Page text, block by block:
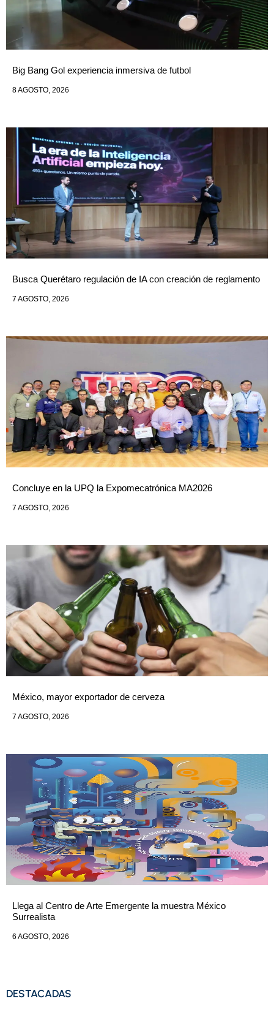
Big Bang Gol experiencia inmersiva de futbol
8 AGOSTO, 2026
Busca Querétaro regulación de IA con creación de reglamento
7 AGOSTO, 2026
Concluye en la UPQ la Expomecatrónica MA2026
7 AGOSTO, 2026
México, mayor exportador de cerveza
7 AGOSTO, 2026
Llega al Centro de Arte Emergente la muestra México
Surrealista
6 AGOSTO, 2026
DESTACADAS